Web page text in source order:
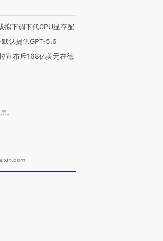
拟下调下代GPU显存配
认提供GPT-5.6
宣布斥168亿美元在德
。